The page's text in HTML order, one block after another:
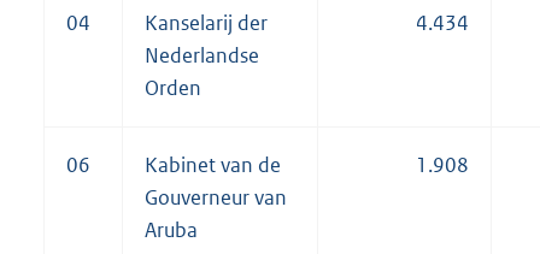
04
Kanselarij der
Nederlandse
Orden
4.434
06
Kabinet van de
Gouverneur van
Aruba
1.908